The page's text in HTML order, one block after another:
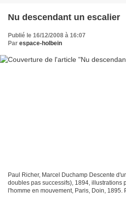
Nu descendant un escalier
Publié le 16/12/2008 à 16:07
Par espace-holbein
Paul Richer, Marcel Duchamp Descente
doubles pas successifs), 1894, illustrations
l'homme en mouvement, Paris, Doin, 1895.